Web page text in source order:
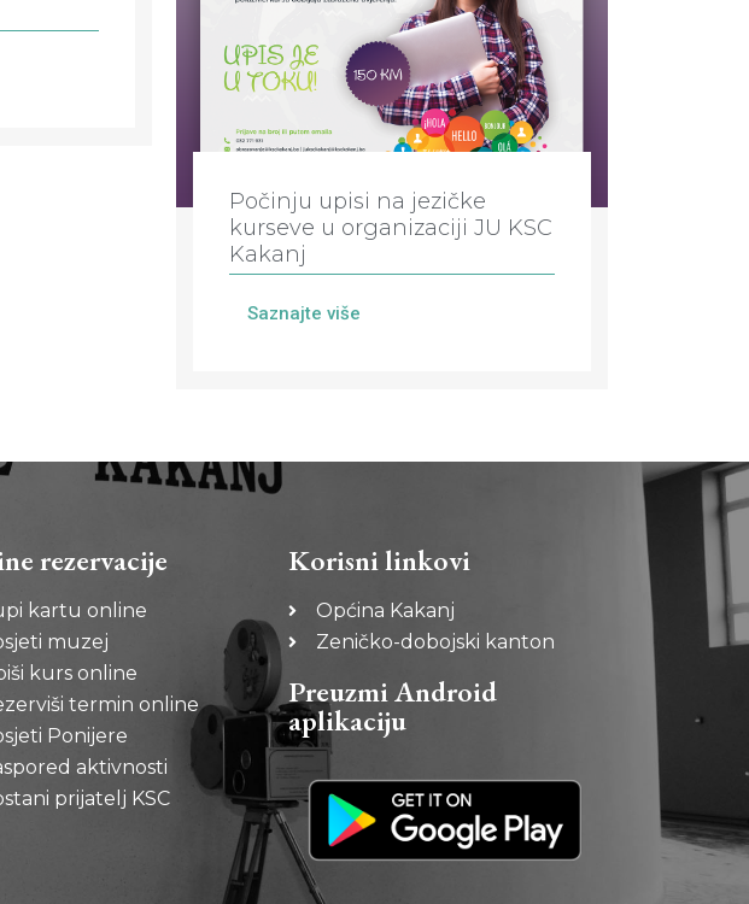
Počinju upisi na jezičke
kurseve u organizaciji JU KSC
Kakanj
Saznajte više
rezervacije
kartu online
muzej
kurs online
termin online
Ponijere
aktivnosti
prijatelj KSC
Korisni linkovi
Općina Kakanj
Zeničko-dobojski kanton
Preuzmi Android
aplikaciju